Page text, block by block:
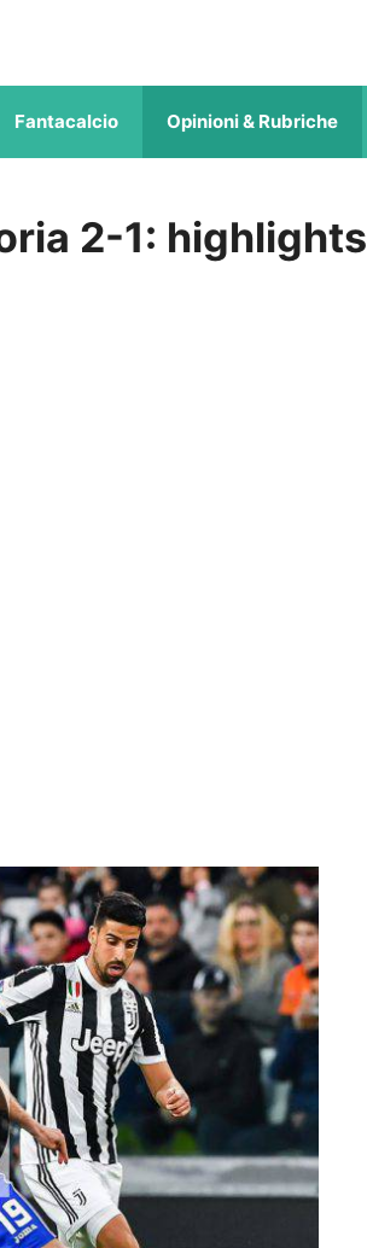
Fantacalcio Opinioni & Rubriche
2-1: highlights